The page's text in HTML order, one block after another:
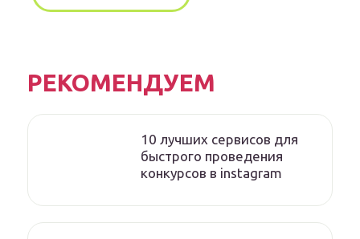
РЕКОМЕНДУЕМ
10 лучших сервисов для
быстрого проведения
конкурсов в instagram